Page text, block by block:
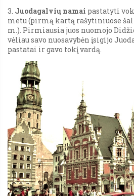
3. Juodagalvių namai pastatyti
metu (pirmą kartą rašytiniuose
m.). Pirmiausia juos nuomojo
vėliau savo nuosavybėn įsigijo
pastatai ir gavo tokį vardą.